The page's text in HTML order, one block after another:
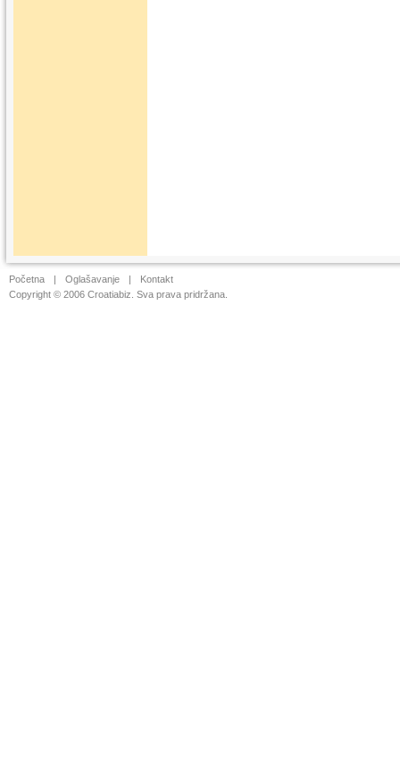
Početna | Oglašavanje |
Kontakt
Copyright © 2006 Croatiabiz. Sva prava pridržana.